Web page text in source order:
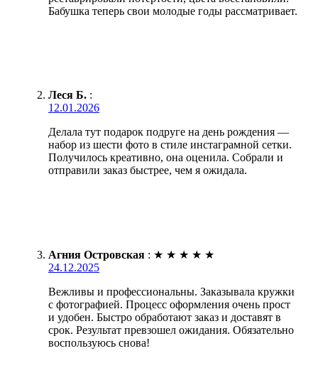
Бабушка теперь свои молодые годы рассматривает.
Леся Б. :
12.01.2026
Делала тут подарок подруге на день рождения —
набор из шести фото в стиле инстаграмной сетки.
Получилось креативно, она оценила. Собрали и
отправили заказ быстрее, чем я ожидала.
Агния Островская : ★ ★ ★ ★ ★
24.12.2025
Вежливы и профессиональны. Заказывала кружки
с фотографией. Процесс оформления очень прост
и удобен. Быстро обработают заказ и доставят в
срок. Результат превзошел ожидания. Обязательно
воспользуюсь снова!